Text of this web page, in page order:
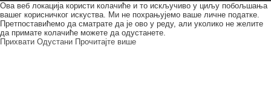
Ова веб локација користи колачиће и то искључиво у циљу побољшања
вашег корисничког искуства. Ми не похрањујемо ваше личне податке.
Претпоставићемо да сматрате да је ово у реду, али уколико не желите
да примате колачиће можете да одустанете.
Прихвати Одустани Прочитајте више